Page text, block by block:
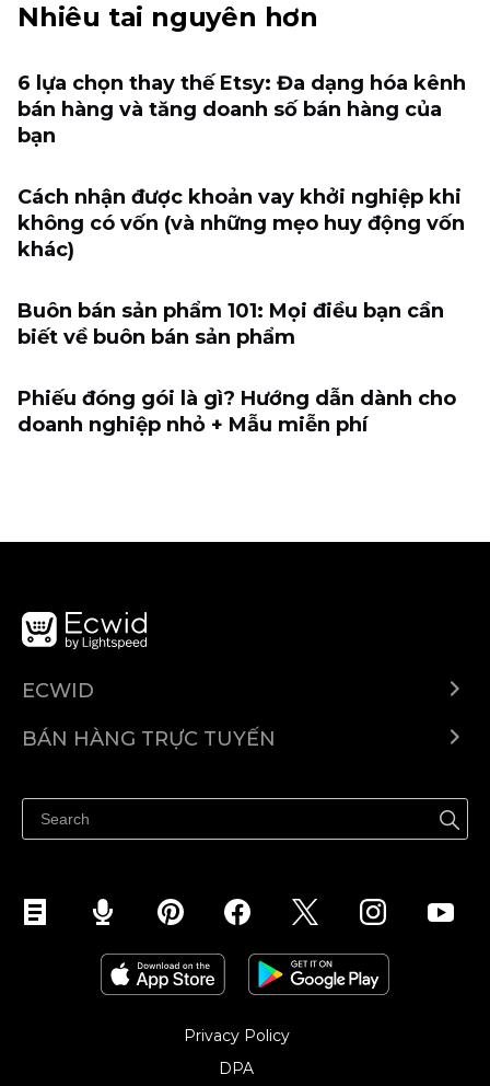
Nhiêu tai nguyên hơn
6 lựa chọn thay thế Etsy: Đa dạng hóa kênh
bán hàng và tăng doanh số bán hàng của
bạn
Cách nhận được khoản vay khởi nghiệp khi
không có vốn (và những mẹo huy động vốn
khác)
Buôn bán sản phẩm 101: Mọi điều bạn cần
biết về buôn bán sản phẩm
Phiếu đóng gói là gì? Hướng dẫn dành cho
doanh nghiệp nhỏ + Mẫu miễn phí
ECWID
Trung tâm trợ giúp
BÁN HÀNG TRỰC TUYẾN
Quảng bá ở bất cứ đâu
Kiểm soát mọi thứ
Privacy Policy
DPA